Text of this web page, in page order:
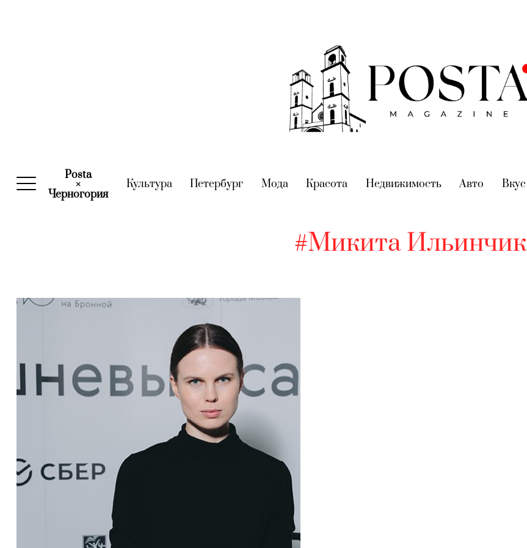
Posta
×
Черногория(current)
Культура(current)
Петербург (current)
Мода(current)
Красота (current)
Недвижимость(current)
Авто (current)
Вкус
#Микита Ильинчик